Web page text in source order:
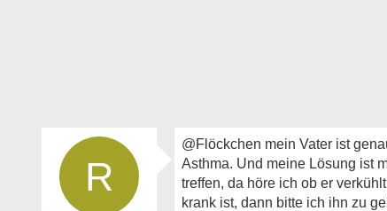
R
@Flöckchen mein Vater ist
Asthma. Und meine Lösung ist
treffen, da höre ich ob er
krank ist, dann bitte ich ihn zu